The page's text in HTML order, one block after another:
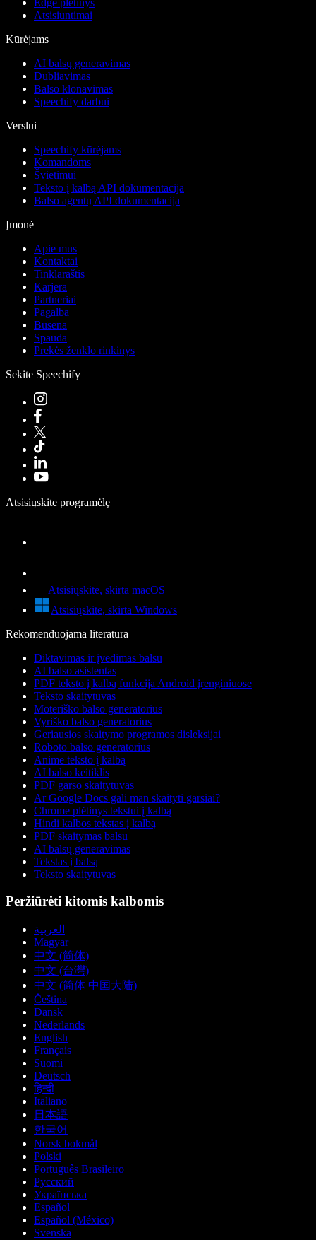
Atsisiuntimai
Kūrėjams
AI balsų generavimas
Dubliavimas
Balso klonavimas
Speechify darbui
Verslui
Speechify kūrėjams
Komandoms
Švietimui
Teksto į kalbą API dokumentacija
Balso agentų API dokumentacija
Įmonė
Apie mus
Kontaktai
Tinklaraštis
Karjera
Partneriai
Pagalba
Būsena
Spauda
Prekės ženklo rinkinys
Sekite Speechify
Atsisiųskite programėlę
Atsisiųskite, skirta macOS
Atsisiųskite, skirta Windows
Rekomenduojama literatūra
Diktavimas ir įvedimas balsu
AI balso asistentas
PDF teksto į kalbą funkcija Android įrenginiuose
Teksto skaitytuvas
Moteriško balso generatorius
Vyriško balso generatorius
Geriausios skaitymo programos disleksijai
Roboto balso generatorius
Anime teksto į kalbą
AI balso keitiklis
PDF garso skaitytuvas
Ar Google Docs gali man skaityti garsiai?
Chrome plėtinys tekstui į kalbą
Hindi kalbos tekstas į kalbą
PDF skaitymas balsu
AI balsų generavimas
Tekstas į balsą
Teksto skaitytuvas
Peržiūrėti kitomis kalbomis
العربية
Magyar
中文 (简体)
中文 (台灣)
中文 (简体 中国大陆)
Čeština
Dansk
Nederlands
English
Français
Suomi
Deutsch
हिन्दी
Italiano
日本語
한국어
Norsk bokmål
Polski
Português Brasileiro
Русский
Українська
Español
Español (México)
Svenska